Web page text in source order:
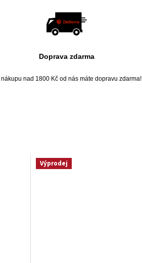
Doprava zdarma
nákupu nad 1800 Kč od nás máte dopravu zdarma!
Výprodej